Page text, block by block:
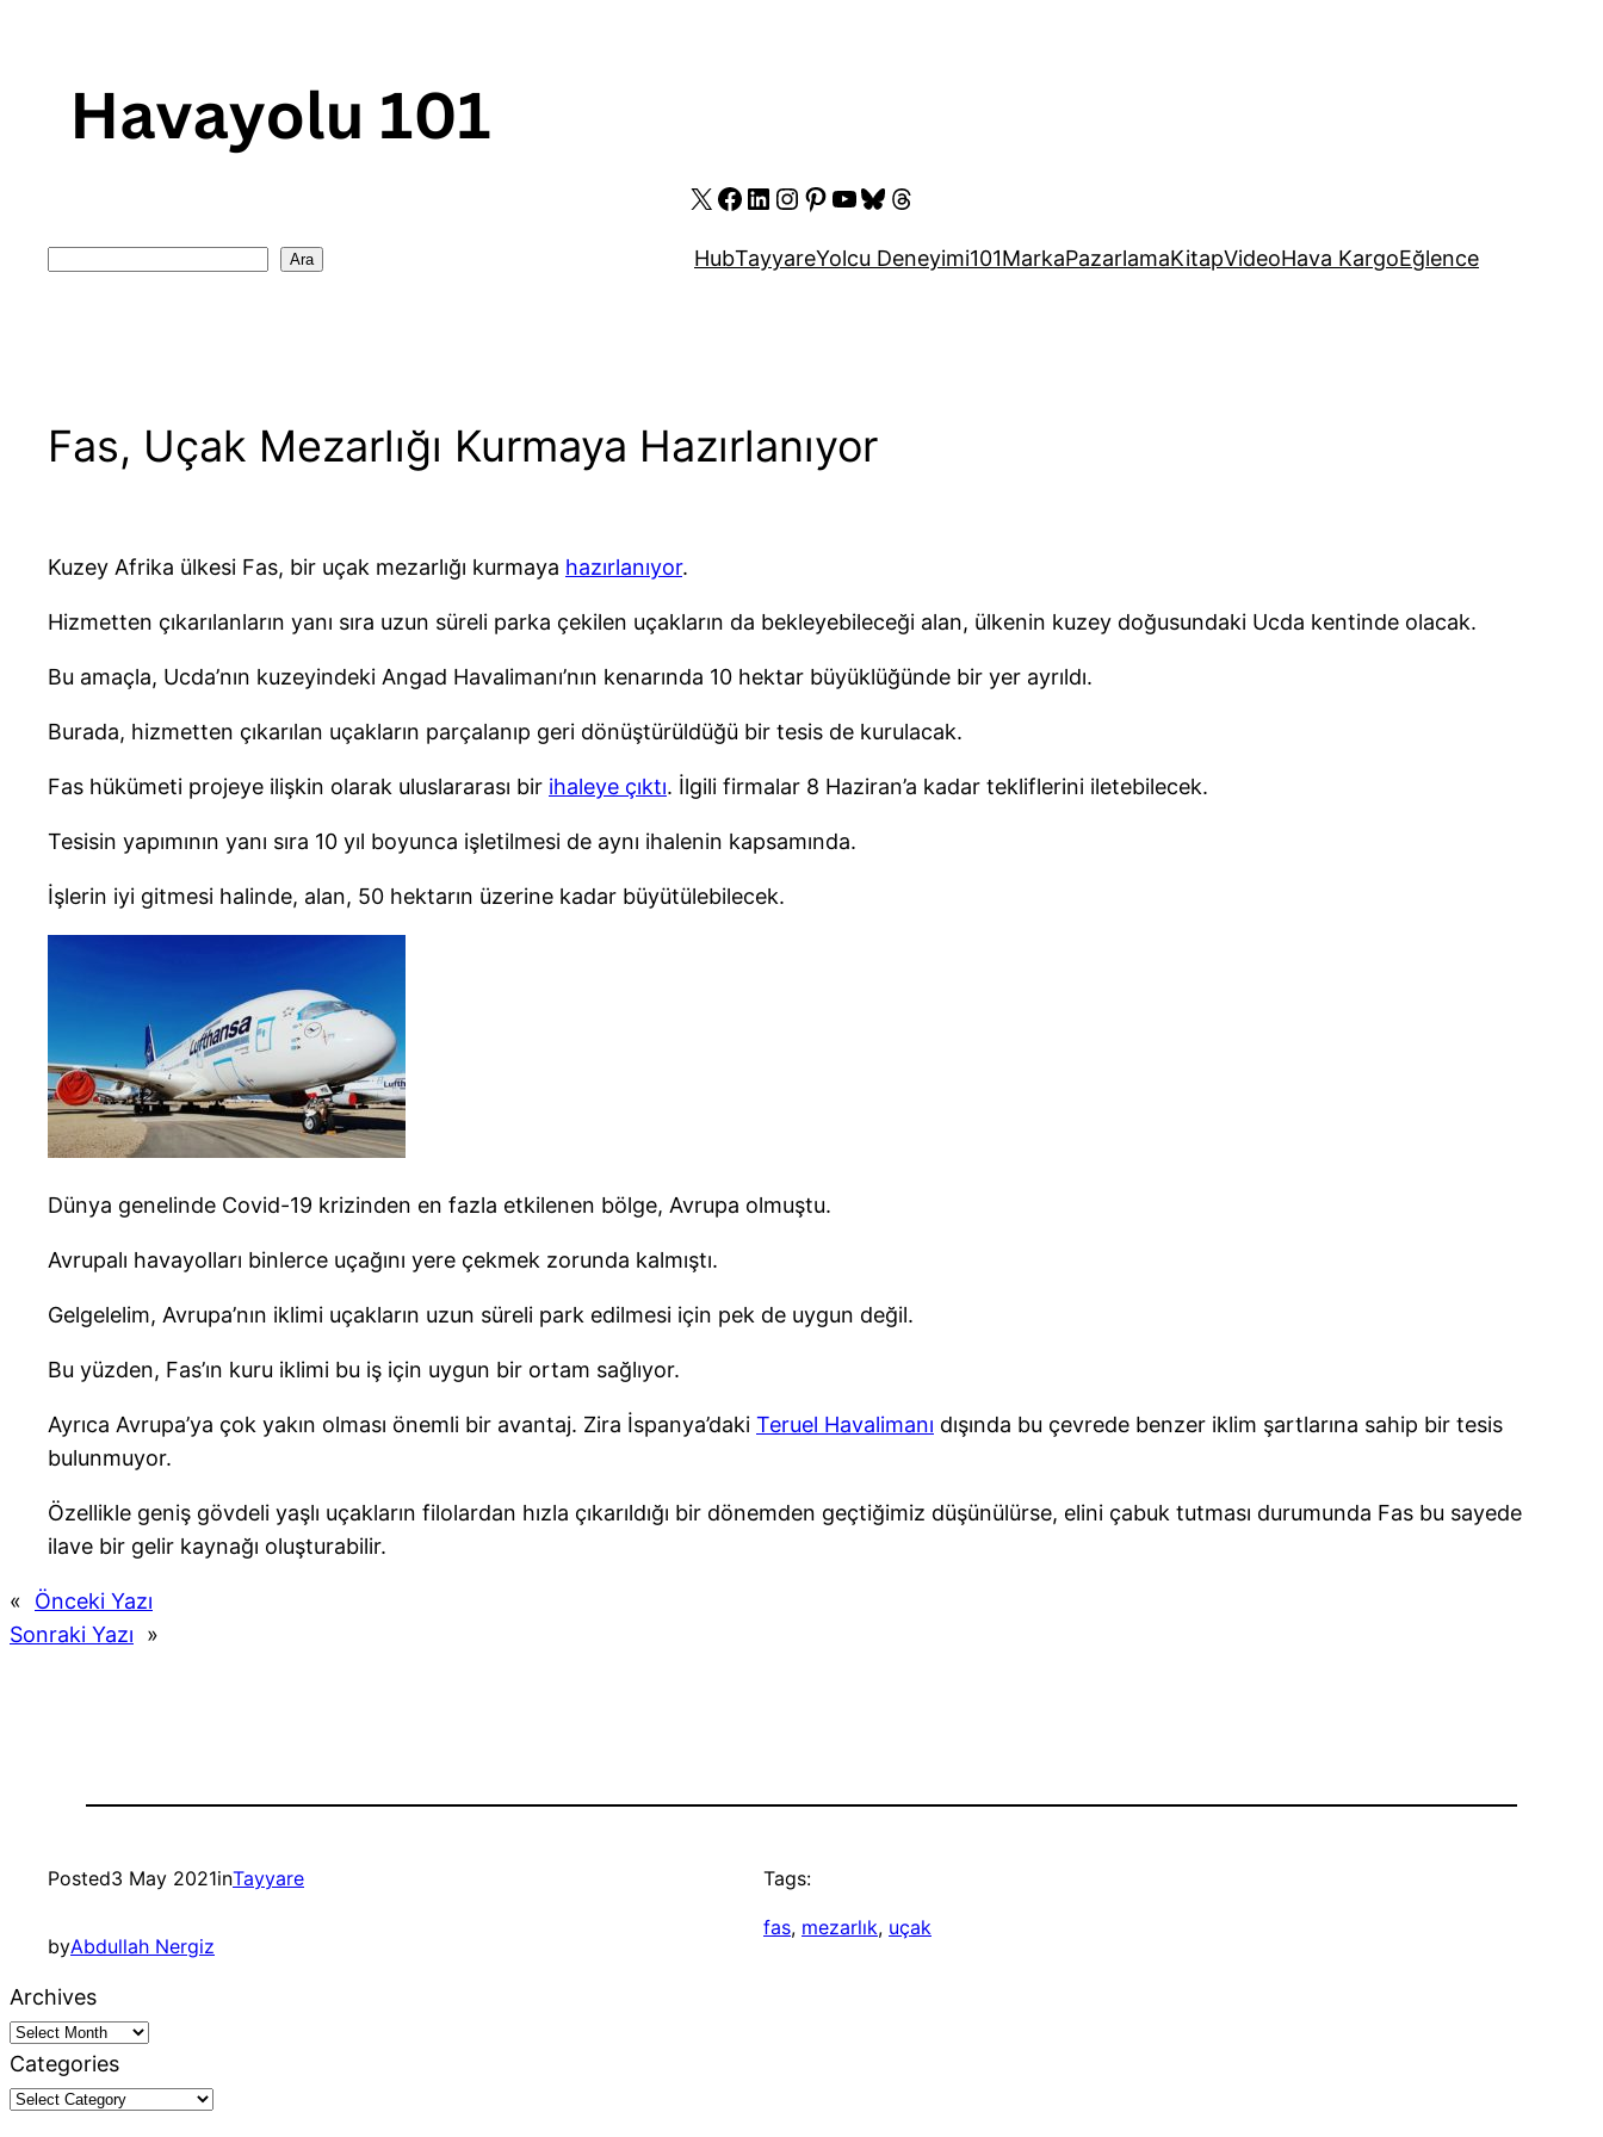
content
X Facebook
LinkedIn
Instagram
Pinterest
YouTube
Bluesky
Threads
Ara HubTayyareYolcu Deneyimi101MarkaPazarlamaKitapVideoHava KargoEğlence
Fas, Uçak Mezarlığı Kurmaya Hazırlanıyor
Kuzey Afrika ülkesi Fas, bir uçak mezarlığı kurmaya hazırlanıyor.
Hizmetten çıkarılanların yanı sıra uzun süreli parka çekilen uçakların da bekleyebileceği alan, ülkenin kuzey doğusundaki Ucda kentinde olacak.
Bu amaçla, Ucda’nın kuzeyindeki Angad Havalimanı’nın kenarında 10 hektar büyüklüğünde bir yer ayrıldı.
Burada, hizmetten çıkarılan uçakların parçalanıp geri dönüştürüldüğü bir tesis de kurulacak.
Fas hükümeti projeye ilişkin olarak uluslararası bir ihaleye çıktı. İlgili firmalar 8 Haziran’a kadar tekliflerini iletebilecek.
Tesisin yapımının yanı sıra 10 yıl boyunca işletilmesi de aynı ihalenin kapsamında.
İşlerin iyi gitmesi halinde, alan, 50 hektarın üzerine kadar büyütülebilecek.
Dünya genelinde Covid-19 krizinden en fazla etkilenen bölge, Avrupa olmuştu.
Avrupalı havayolları binlerce uçağını yere çekmek zorunda kalmıştı.
Gelgelelim, Avrupa’nın iklimi uçakların uzun süreli park edilmesi için pek de uygun değil.
Bu yüzden, Fas’ın kuru iklimi bu iş için uygun bir ortam sağlıyor.
Ayrıca Avrupa’ya çok yakın olması önemli bir avantaj. Zira İspanya’daki Teruel Havalimanı dışında bu çevrede benzer iklim şartlarına sahip bir tesis
bulunmuyor.
Özellikle geniş gövdeli yaşlı uçakların filolardan hızla çıkarıldığı bir dönemden geçtiğimiz düşünülürse, elini çabuk tutması durumunda Fas bu sayede
ilave bir gelir kaynağı oluşturabilir.
«
Önceki Yazı
Sonraki Yazı
»
Posted3 May 2021inTayyare
byAbdullah Nergiz
Tags:
fas, mezarlık, uçak
Archives
Categories